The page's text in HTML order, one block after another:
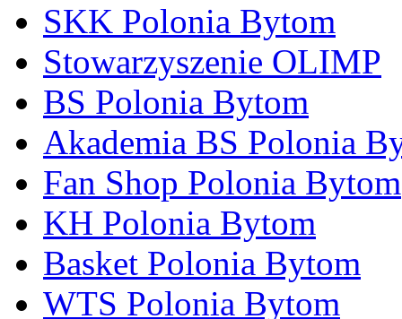
SKK Polonia Bytom
Stowarzyszenie OLIMP
BS Polonia Bytom
Akademia BS Polonia
Fan Shop Polonia Bytom
KH Polonia Bytom
Basket Polonia Bytom
WTS Polonia Bytom